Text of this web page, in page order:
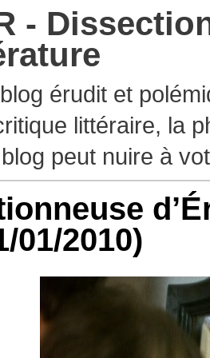
-
érudit et
littéraire, la
peut nuire à
01/2010)